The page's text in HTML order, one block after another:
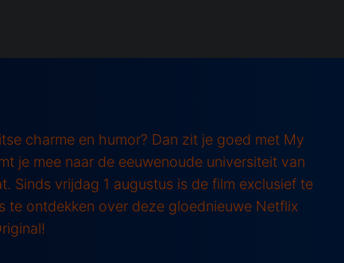
charme en humor? Dan zit je goed met My
je mee naar de eeuwenoude universiteit van
Sinds vrijdag 1 augustus is de film exclusief te
te ontdekken over deze gloednieuwe Netflix